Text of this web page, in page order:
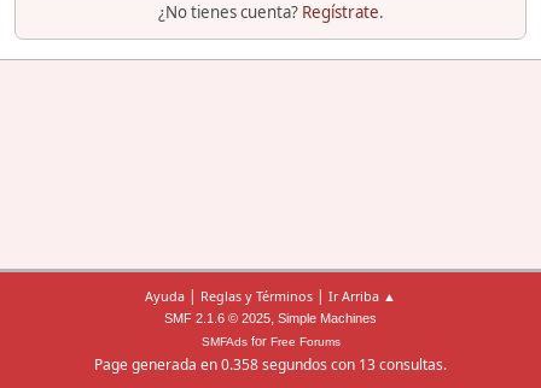
¿No tienes cuenta? Regístrate.
Ayuda | Reglas y Términos | Ir Arriba ▲
SMF 2.1.6 © 2025, Simple Machines
SMFAdsfor Free Forums
Page generada en 0.358 segundos con 13 consultas.